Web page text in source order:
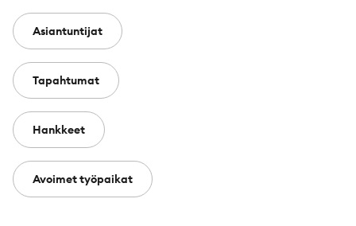
Asiantuntijat
Tapahtumat
Hankkeet
Avoimet työpaikat